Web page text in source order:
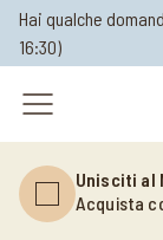
Hai qualche
16:30)
open navigation
Unisciti al
Acquista